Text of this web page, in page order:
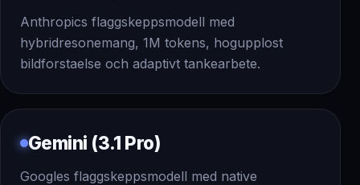
Anthropics flaggskeppsmodell med
hybridresonemang, 1M tokens, hogupplost
bildforstaelse och adaptivt tankearbete.
Gemini (3.1 Pro)
Googles flaggskeppsmodell med native